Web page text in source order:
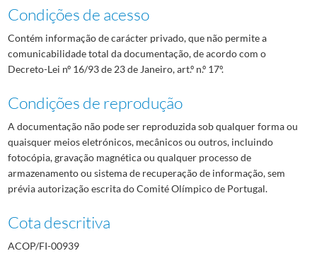
Condições de acesso
Contém informação de carácter privado, que não permite a
comunicabilidade total da documentação, de acordo com o
Decreto-Lei nº 16/93 de 23 de Janeiro, art.º n.º 17º.
Condições de reprodução
A documentação não pode ser reproduzida sob qualquer forma ou
quaisquer meios eletrónicos, mecânicos ou outros, incluindo
fotocópia, gravação magnética ou qualquer processo de
armazenamento ou sistema de recuperação de informação, sem
prévia autorização escrita do Comité Olímpico de Portugal.
Cota descritiva
ACOP/FI-00939